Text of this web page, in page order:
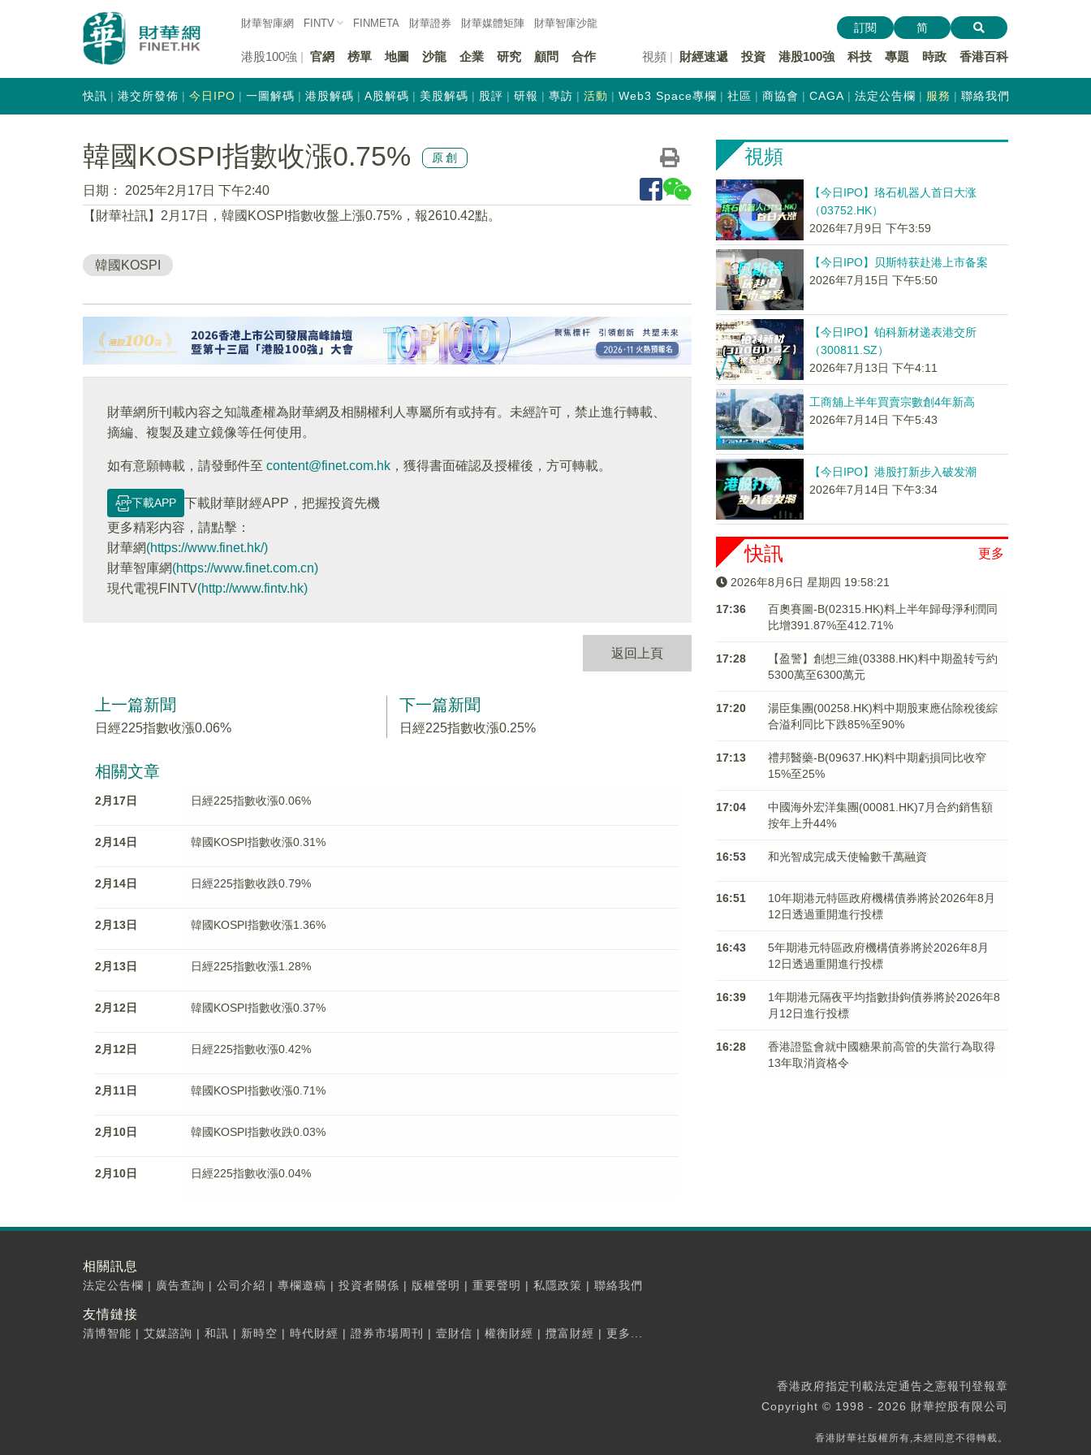
財華智庫網 FINTV FINMETA 財華證券 財華媒體矩陣 財華智庫沙龍
港股100強 官網 榜單 地圖 沙龍 企業 研究 顧問 合作 視頻 財經速遞 投資 港股100強 科技 專題 時政 香港百科
訂閱 简
快訊 港交所發佈 今日IPO 一圖解碼 港股解碼 A股解碼 美股解碼 股評 研報 專訪 活動 Web3 Space專欄 社區 商協會 CAGA 法定公告欄 服務 聯絡我們
韓國KOSPI指數收漲0.75% 原創
日期：
2025年2月17日 下午2:40
【財華社訊】2月17日，韓國KOSPI指數收盤上漲0.75%，報2610.42點。
韓國KOSPI
財華網所刊載內容之知識產權為財華網及相關權利人專屬所有或持有。未經許可，禁止進行轉載、
摘編、複製及建立鏡像等任何使用。
如有意願轉載，請發郵件至 content@finet.com.hk ，獲得書面確認及授權後，方可轉載。
下載APP
下載財華財經APP，把握投資先機
更多精彩内容，請點擊：
財華網(https://www.finet.hk/)
財華智庫網(https://www.finet.com.cn)
現代電視FINTV(http://www.fintv.hk)
返回上頁
上一篇新聞
日經225指數收漲0.06%
下一篇新聞
日經225指數收漲0.25%
相關文章
2月17日 日經225指數收漲0.06%
2月14日 韓國KOSPI指數收漲0.31%
2月14日 日經225指數收跌0.79%
2月13日 韓國KOSPI指數收漲1.36%
2月13日 日經225指數收漲1.28%
2月12日 韓國KOSPI指數收漲0.37%
2月12日 日經225指數收漲0.42%
2月11日 韓國KOSPI指數收漲0.71%
2月10日 韓國KOSPI指數收跌0.03%
2月10日 日經225指數收漲0.04%
視頻
【今日IPO】珞石机器人首日大涨
（03752.HK）
2026年7月9日 下午3:59
【今日IPO】贝斯特获赴港上市备案
2026年7月15日 下午5:50
【今日IPO】铂科新材递表港交所
（300811.SZ）
2026年7月13日 下午4:11
工商舖上半年買賣宗數創4年新高
2026年7月14日 下午5:43
【今日IPO】港股打新步入破发潮
2026年7月14日 下午3:34
更多
快訊
2026年8月6日 星期四 19:58:22
17:36
百奧賽圖-B(02315.HK)料上半年歸母淨利潤同
比增391.87%至412.71%
17:28
【盈警】創想三維(03388.HK)料中期盈转亏約
5300萬至6300萬元
17:20
湯臣集團(00258.HK)料中期股東應佔除稅後綜
合溢利同比下跌85%至90%
17:13
禮邦醫藥-B(09637.HK)料中期虧損同比收窄
15%至25%
17:04
中國海外宏洋集團(00081.HK)7月合約銷售額
按年上升44%
16:53 和光智成完成天使輪數千萬融資
16:51
10年期港元特區政府機構債券將於2026年8月
12日透過重開進行投標
16:43
5年期港元特區政府機構債券將於2026年8月
12日透過重開進行投標
16:39
1年期港元隔夜平均指數掛鉤債券將於2026年8
月12日進行投標
16:28
香港證監會就中國糖果前高管的失當行為取得
13年取消資格令
相關訊息
法定公告欄 | 廣告查詢 | 公司介紹 | 專欄邀稿 | 投資者關係 | 版權聲明 | 重要聲明 | 私隱政策 | 聯絡我們
友情鏈接
清博智能 | 艾媒諮詢 | 和訊 | 新時空 | 時代財經 | 證券市場周刊 | 壹財信 | 權衡財經 | 攬富財經 | 更多...
香港政府指定刊載法定通告之憲報刊登報章
Copyright © 1998 - 2026 財華控股有限公司
香港財華社版權所有,未經同意不得轉載。